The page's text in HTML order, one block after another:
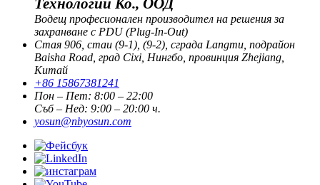
Водещ професионален производител на решения за
захранване с PDU (Plug-In-Out)
Стая 906, стаи (9-1), (9-2), сграда Langmu, подрайон
Baisha Road, град Cixi, Нингбо, провинция Zhejiang,
Китай
+86 15867381241
Пон – Пет: 8:00 – 22:00
Съб – Нед: 9:00 – 20:00 ч.
yosun@nbyosun.com